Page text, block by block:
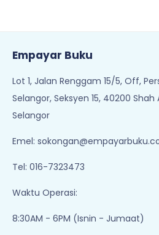
Empayar Buku
Lot 1, Jalan Renggam 15/5, Off,
Selangor, Seksyen 15, 40200 Shah
Selangor
Emel:
Tel: 016-7323473
Waktu Operasi:
8:30AM - 6PM (Isnin - Jumaat)